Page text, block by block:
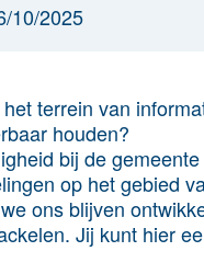
10/2025
terrein van
houden?
bij de
op het gebied
ons blijven
Jij kunt hier